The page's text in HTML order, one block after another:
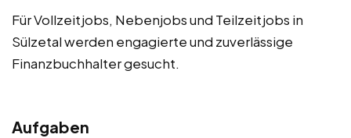
Für Vollzeitjobs, Nebenjobs und Teilzeitjobs in
Sülzetal werden engagierte und zuverlässige
Finanzbuchhalter gesucht.
Aufgaben